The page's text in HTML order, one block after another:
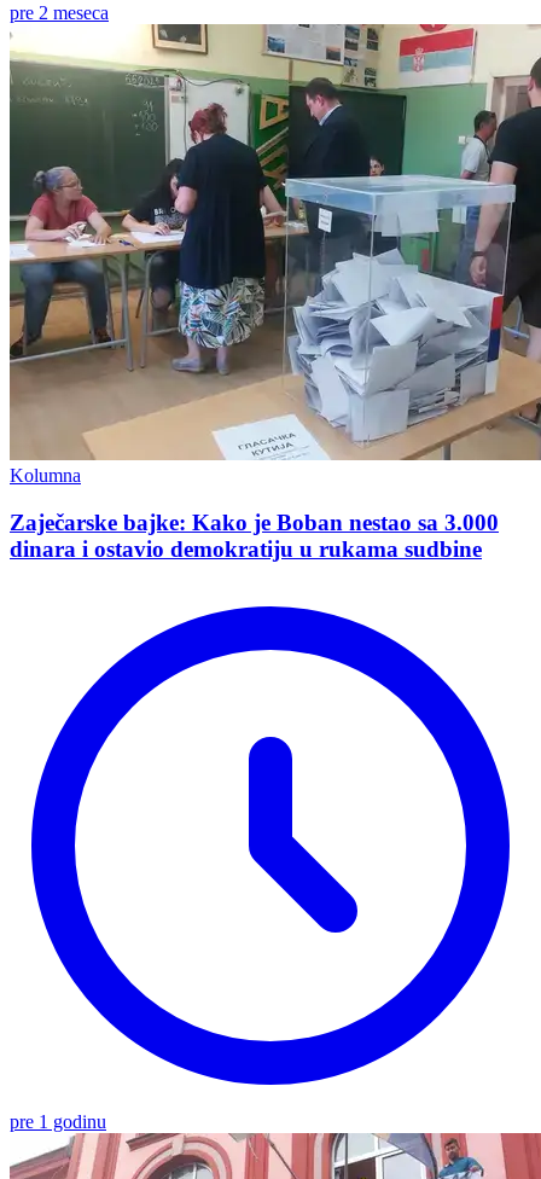
pre 2 meseca
Kolumna
Zaječarske bajke: Kako je Boban nestao sa 3.000
dinara i ostavio demokratiju u rukama sudbine
pre 1 godinu